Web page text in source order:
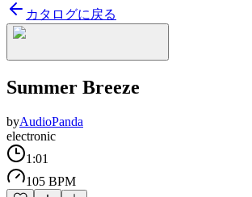
カタログに戻る
Summer Breeze
byAudioPanda
electronic
1:01
105 BPM